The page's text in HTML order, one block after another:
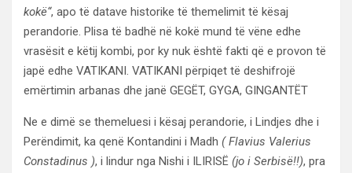
kokë“, apo të datave historike të themelimit të kësaj
perandorie. Plisa të badhë në kokë mund të vëne edhe
vrasësit e këtij kombi, por ky nuk është fakti që e provon të
japë edhe VATIKANI. VATIKANI përpiqet të deshifrojë
emërtimin arbanas dhe janë GEGËT, GYGA, GINGANTËT
Ne e dimë se themeluesi i kësaj perandorie, i Lindjes dhe i
Perëndimit, ka qenë Kontandini i Madh ( Flavius Valerius
Constadinus ), i lindur nga Nishi i ILIRISË (jo i Serbisë!!), pra